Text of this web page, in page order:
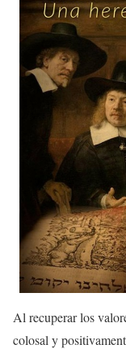
Al recuperar los
colosal y